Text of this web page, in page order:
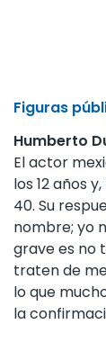
Figuras
Humberto
El actor
los 12 años
40. Su
nombre; yo
grave es no
traten de
lo que
la